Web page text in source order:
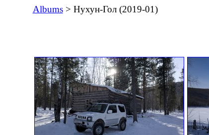
Albums> Нухун-Гол (2019-01)